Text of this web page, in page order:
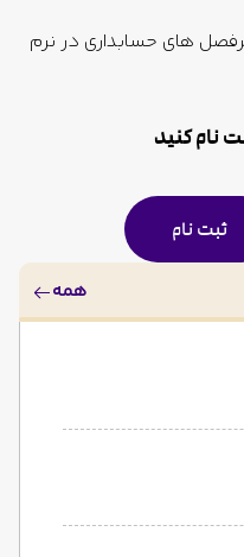
همه
های حسابداری در نرم
نام کنید
ثبت نام